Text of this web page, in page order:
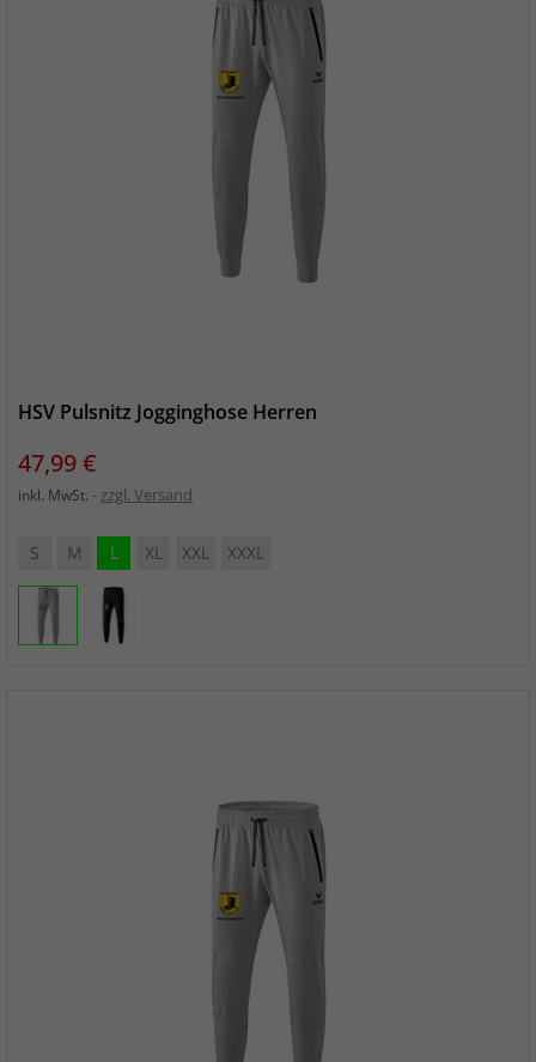
HSV Pulsnitz Jogginghose Herren
Preis
47,99 €
inkl. MwSt. zzgl. Versand
S M L XL XXL XXXL